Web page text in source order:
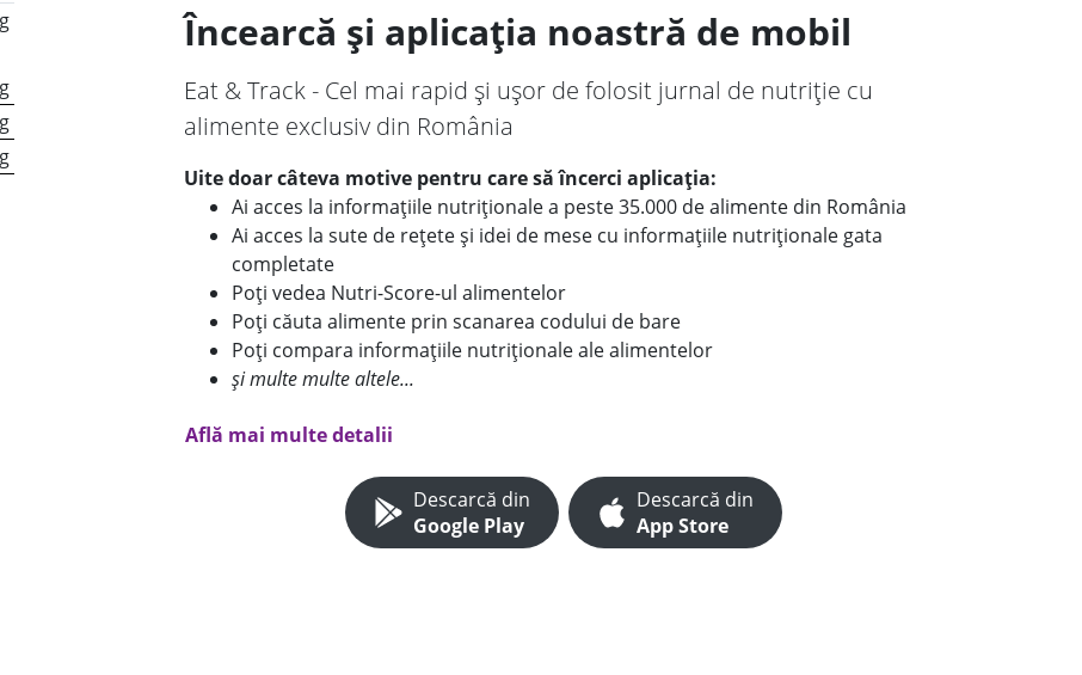
Încearcă și aplicația noastră de mobil
Eat & Track - Cel mai rapid și ușor de folosit jurnal de nutriție cu
alimente exclusiv din România
Uite doar câteva motive pentru care să încerci aplicația:
Ai acces la informațiile nutriționale a peste 35.000 de alimente din România
Ai acces la sute de rețete și idei de mese cu informațiile nutriționale gata
completate
Poți vedea Nutri-Score-ul alimentelor
Poți căuta alimente prin scanarea codului de bare
Poți compara informațiile nutriționale ale alimentelor
și multe multe altele...
Află mai multe detalii
Descarcă din
Google Play
Descarcă din
App Store